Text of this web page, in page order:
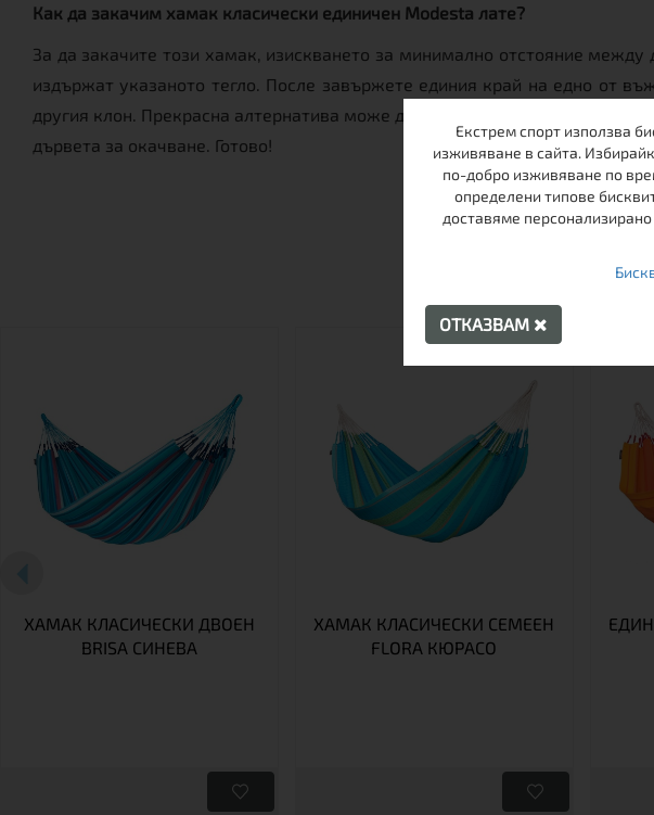
Как да закачим хамак класически единичен Modesta лате?
За да закачите този хамак, изискването за минимално отстояние
издържат указаното тегло. После завържете единия край на едно от
другия клон. Прекрасна алтернатива може да бъде стойката за хамак,
дървета за окачване. Готово!
ХАМАК КЛАСИЧЕСКИ ДВОЕН
BRISA СИНЕВА
ХАМАК КЛАСИЧЕСКИ СЕМЕЕН
FLORA КЮРАСО
Екстрем спорт използва
изживяване в сайта.
по-добро изживяване по
определени типове
доставяме
ОТКАЗВАМ